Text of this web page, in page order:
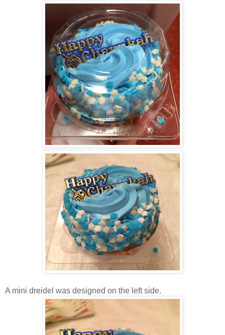
A mini dreidel was designed on the left side.